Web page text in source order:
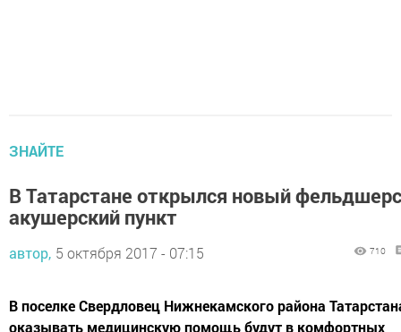
ЗНАЙТЕ
В Татарстане открылся новый
акушерский пункт
автор, 5 октября 2017 - 07:15 710
В поселке Свердловец Нижнекамского района
оказывать медицинскую помощь будут в комфортных